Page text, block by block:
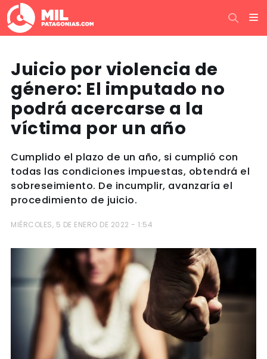
Juicio por violencia de
género: El imputado no
podrá acercarse a la
víctima por un año
Cumplido el plazo de un año, si cumplió con
todas las condiciones impuestas, obtendrá el
sobreseimiento. De incumplir, avanzaría el
procedimiento de juicio.
MIÉRCOLES, 5 DE ENERO DE 2022 - 1:54